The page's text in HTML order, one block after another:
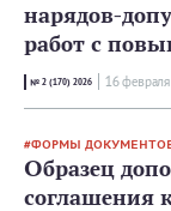
нарядов-
работ с
№ 2 (170) 2026 16
ФОРМЫ
Образец
соглашения